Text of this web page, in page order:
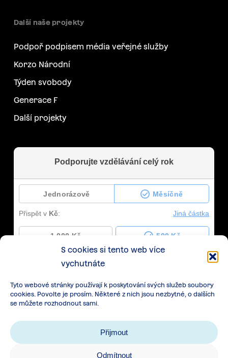
S cookies si tento web více
vychutnáte
Tyto webové stránky používají k poskytování svých služeb soubory
cookies. Povolte je prosím. Některé z nich jsou nezbytné, o dalších
se můžete rozhodnout sami.
Přijmout
Odmítnout
Další naše projekty
Podpoř podpisem média veřejné služby
Korzo Národní
Týden svobody
Generace F
Další projekty